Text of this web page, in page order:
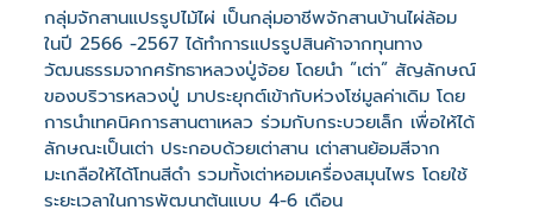
กลุ่มจักสานแปรรูปไม้ไผ่ เป็นกลุ่มอาชีพจักสานบ้านไผ่ล้อม
ในปี 2566 -2567 ได้ทำการแปรรูปสินค้าจากทุนทาง
วัฒนธรรมจากศรัทธาหลวงปู่จ้อย โดยนำ ”เต่า” สัญลักษณ์
ของบริวารหลวงปู่ มาประยุกต์เข้ากับห่วงโซ่มูลค่าเดิม โดย
การนำเทคนิคการสานตาเหลว ร่วมกับกระบวยเล็ก เพื่อให้ได้
ลักษณะเป็นเต่า ประกอบด้วยเต่าสาน เต่าสานย้อมสีจาก
มะเกลือให้ได้โทนสีดำ รวมทั้งเต่าหอมเครื่องสมุนไพร โดยใช้
ระยะเวลาในการพัฒนาต้นแบบ 4-6 เดือน